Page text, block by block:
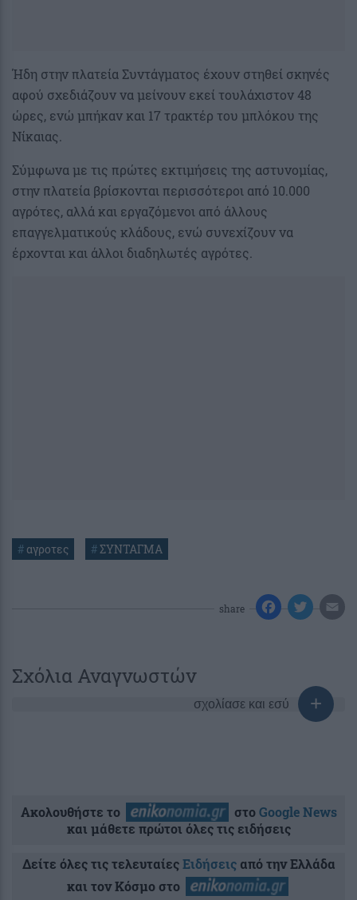
Ήδη στην πλατεία Συντάγματος έχουν στηθεί σκηνές
αφού σχεδιάζουν να μείνουν εκεί τουλάχιστον 48
ώρες, ενώ μπήκαν και 17 τρακτέρ του μπλόκου της
Νίκαιας.
Σύμφωνα με τις πρώτες εκτιμήσεις της αστυνομίας,
στην πλατεία βρίσκονται περισσότεροι από 10.000
αγρότες, αλλά και εργαζόμενοι από άλλους
επαγγελματικούς κλάδους, ενώ συνεχίζουν να
έρχονται και άλλοι διαδηλωτές αγρότες.
# αγροτες #ΣΥΝΤΑΓΜΑ
share
Σχόλια Αναγνωστών
σχολίασε και εσύ
Ακολουθήστε το στοGoogle News
και μάθετε πρώτοι όλες τις ειδήσεις
Δείτε όλες τις τελευταίεςΕιδήσειςαπό την Ελλάδα
και τον Κόσμο στο